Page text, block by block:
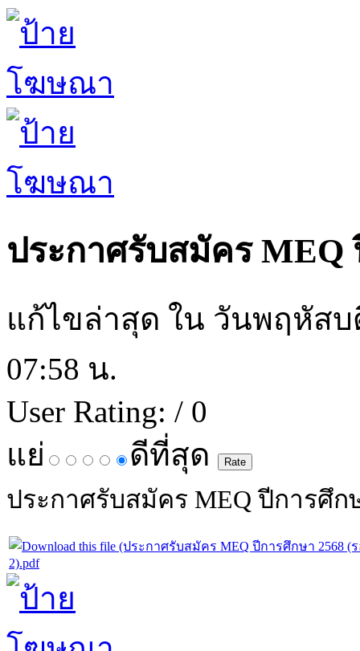
ประกาศรับสมัคร MEQ
แก้ไขล่าสุด ใน วันพฤหัสบ
07:58 น.
User Rating: / 0
แย่
ดีที่สุด
ประกาศรับสมัคร MEQ ปีการศึก
2).pdf